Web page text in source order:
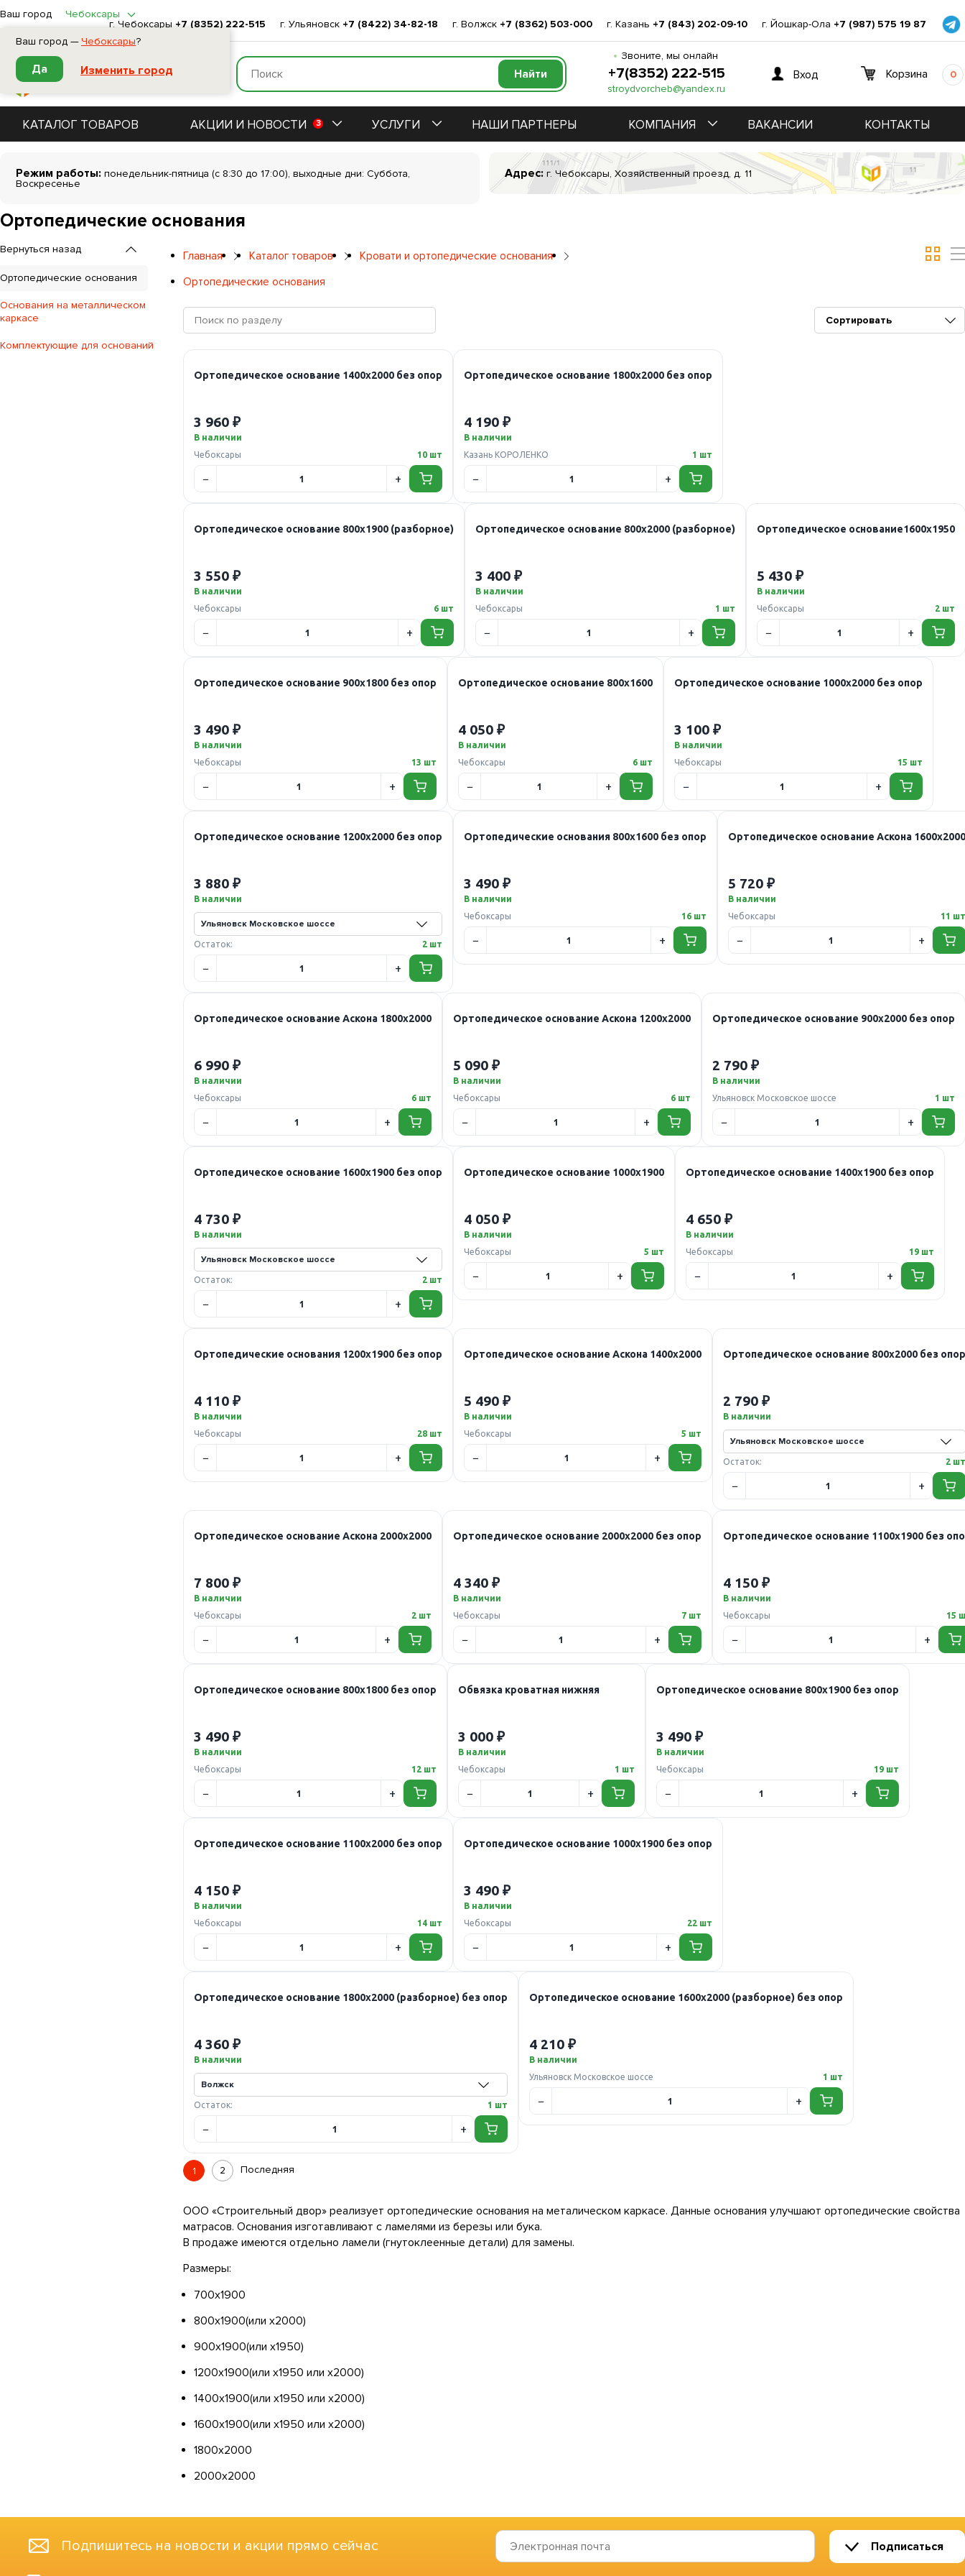
Ваш город —Чебоксары?
Да Изменить город
Ваш город
Чебоксары
г. Чебоксары +7 (8352) 222-515 г. Ульяновск +7 (8422) 34-82-18 г. Волжск +7 (8362) 503-000 г. Казань +7 (843) 202-09-10 г. Йошкар-Ола +7 (987) 575 19 87
Звоните, мы онлайн
+7(8352) 222-515
stroydvorcheb@yandex.ru
Вход Корзина 0
КАТАЛОГ ТОВАРОВ АКЦИИ И НОВОСТИ 3 УСЛУГИ НАШИ ПАРТНЕРЫ КОМПАНИЯ ВАКАНСИИ КОНТАКТЫ
Режим работы: понедельник-пятница (с 8:30 до 17:00), выходные дни: Суббота,
Воскресенье
Адрес: г. Чебоксары, Хозяйственный проезд, д. 11
Ортопедические основания
Вернуться назад
Ортопедические основания
Основания на металлическом
каркасе
Комплектующие для оснований
Главная Каталог товаров
Кровати и ортопедические основания
Ортопедические основания
Ортопедическое основание 1400х2000 без опор
3 960 ₽
В наличии
Чебоксары
10 шт
Ортопедическое основание 1800х2000 без опор
4 190 ₽
В наличии
Казань КОРОЛЕНКО
1 шт
Ортопедическое основание 800х1900 (разборное)
3 550 ₽
В наличии
Чебоксары
6 шт
Ортопедическое основание 800х2000 (разборное)
3 400 ₽
В наличии
Чебоксары
1 шт
Ортопедическое основание1600х1950
5 430 ₽
В наличии
Чебоксары
2 шт
Ортопедическое основание 900х1800 без опор
3 490 ₽
В наличии
Чебоксары
13 шт
Ортопедическое основание 800х1600
4 050 ₽
В наличии
Чебоксары
6 шт
Ортопедическое основание 1000х2000 без опор
3 100 ₽
В наличии
Чебоксары
15 шт
Ортопедическое основание 1200х2000 без опор
3 880 ₽
В наличии
Остаток: 2 шт
Ортопедические основания 800х1600 без опор
3 490 ₽
В наличии
Чебоксары
16 шт
Ортопедическое основание Аскона 1600х2000
5 720 ₽
В наличии
Чебоксары
11 шт
Ортопедическое основание Аскона 1800х2000
6 990 ₽
В наличии
Чебоксары
6 шт
Ортопедическое основание Аскона 1200х2000
5 090 ₽
В наличии
Чебоксары
6 шт
Ортопедическое основание 900х2000 без опор
2 790 ₽
В наличии
Ульяновск Московское шоссе
1 шт
Ортопедическое основание 1600х1900 без опор
4 730 ₽
В наличии
Остаток: 2 шт
Ортопедическое основание 1000х1900
4 050 ₽
В наличии
Чебоксары
5 шт
Ортопедическое основание 1400х1900 без опор
4 650 ₽
В наличии
Чебоксары
19 шт
Ортопедические основания 1200х1900 без опор
4 110 ₽
В наличии
Чебоксары
28 шт
Ортопедическое основание Аскона 1400х2000
5 490 ₽
В наличии
Чебоксары
5 шт
Ортопедическое основание 800х2000 без опор
2 790 ₽
В наличии
Остаток: 2 шт
Ортопедическое основание Аскона 2000х2000
7 800 ₽
В наличии
Чебоксары
2 шт
Ортопедическое основание 2000х2000 без опор
4 340 ₽
В наличии
Чебоксары
7 шт
Ортопедическое основание 1100х1900 без
4 150 ₽
В наличии
Чебоксары
15
Ортопедическое основание 800х1800 без опор
3 490 ₽
В наличии
Чебоксары
12 шт
Обвязка кроватная нижняя
3 000 ₽
В наличии
Чебоксары
1 шт
Ортопедическое основание 800х1900 без опор
3 490 ₽
В наличии
Чебоксары
19 шт
Ортопедическое основание 1100х2000 без опор
4 150 ₽
В наличии
Чебоксары
14 шт
Ортопедическое основание 1000х1900 без опор
3 490 ₽
В наличии
Чебоксары
22 шт
Ортопедическое основание 1800х2000 (разборное) без опор
4 360 ₽
В наличии
Остаток: 1 шт
Ортопедическое основание 1600х2000 (разборное) без опор
4 210 ₽
В наличии
Ульяновск Московское шоссе
1 шт
1 2 Последняя
ООО «Строительный двор» реализует ортопедические основания на металическом каркасе. Данные основания улучшают ортопедические свойства
матрасов. Основания изготавливают с ламелями из березы или бука.
В продаже имеются отдельно ламели (гнутоклеенные детали) для замены.
Размеры:
700х1900
800х1900(или х2000)
900х1900(или х1950)
1200х1900(или х1950 или х2000)
1400х1900(или х1950 или х2000)
1600х1900(или х1950 или х2000)
1800х2000
2000х2000
Подпишитесь на новости и акции прямо сейчас Подписаться